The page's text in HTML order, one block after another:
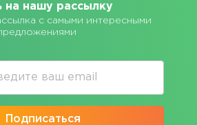
на нашу рассылку
с самыми интересными
Подписаться